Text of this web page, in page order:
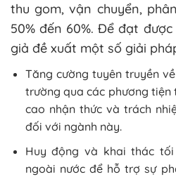
thu gom, vận chuyển,
50% đến 60%. Để đạt
giả đề xuất một số giải
Tăng cường tuyên truyền
trường qua các phương
cao nhận thức và trách
đối với ngành này.
Huy động và khai thác
ngoài nước để hỗ trợ sự